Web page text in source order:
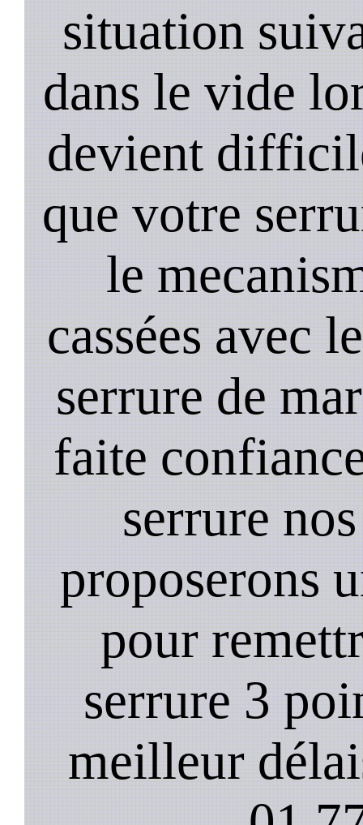
situation
dans le vide
devient
que votre
le
cassées avec
serrure de
faite
serrure
proposerons
pour
serrure 3
meilleur